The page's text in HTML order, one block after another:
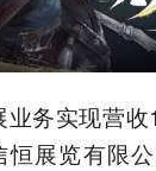
务实现营
展览有限